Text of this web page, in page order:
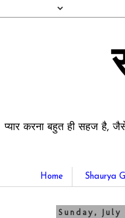
प्यार करना बहुत ही सहज है,
Home Shaurya
Sunday, July